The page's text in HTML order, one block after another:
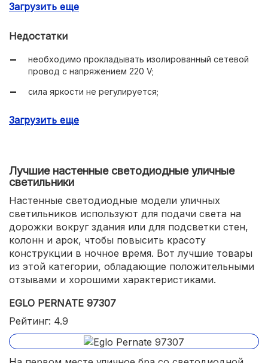
экономный расход электроэнергии.
Загрузить еще
Недостатки
необходимо прокладывать изолированный сетевой
провод с напряжением 220 V;
сила яркости не регулируется;
Загрузить еще
Лучшие настенные светодиодные уличные
светильники
Настенные светодиодные модели уличных
светильников используют для подачи света на
дорожки вокруг здания или для подсветки стен,
колонн и арок, чтобы повысить красоту
конструкции в ночное время. Вот лучшие товары
из этой категории, обладающие положительными
отзывами и хорошими характеристиками.
EGLO PERNATE 97307
Рейтинг: 4.9